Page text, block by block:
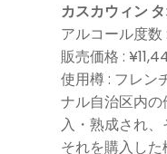
カスカウィン
アルコール度
販売価格 :
使用樽 : フレン
ナル自治区内
入・熟成され
それを購入した